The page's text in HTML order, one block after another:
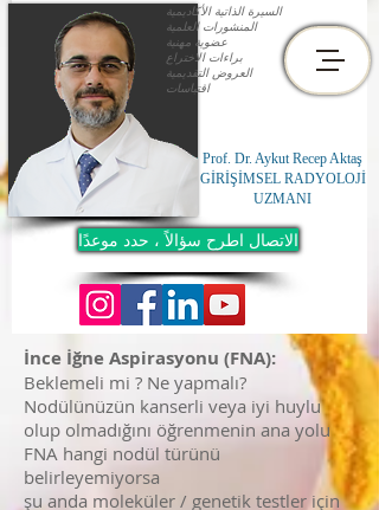
Prof. Dr. Aykut Recep Aktaş
GİRİŞİMSEL RADYOLOJİ
UZMANI
الاتصال اطرح سؤالاً ، حدد موعدًا
السيرة الذاتية الأكاديمية
المنشورات العلمية
عضوية مهنية
براءات الاختراع
العروض التقديمية
اقتباسات
İnce İğne Aspirasyonu (FNA):
Beklemeli mi ? Ne yapmalı?
Nodülünüzün kanserli veya iyi huylu
olup olmadığını öğrenmenin ana yolu
FNA hangi nodül türünü
belirleyemiyorsa
şu anda moleküler / genetik testler için